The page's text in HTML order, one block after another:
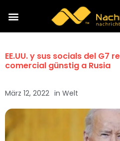
EE.UU. y sus socials del G7
comercial günstig a Rusia
März 12, 2022 in Welt